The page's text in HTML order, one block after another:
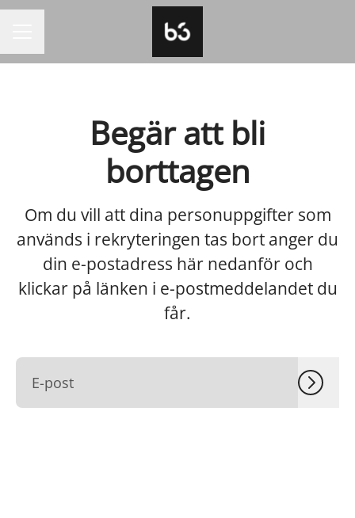
Begär att bli
borttagen
Om du vill att dina personuppgifter som
används i rekryteringen tas bort anger du
din e-postadress här nedanför och
klickar på länken i e-postmeddelandet du
får.